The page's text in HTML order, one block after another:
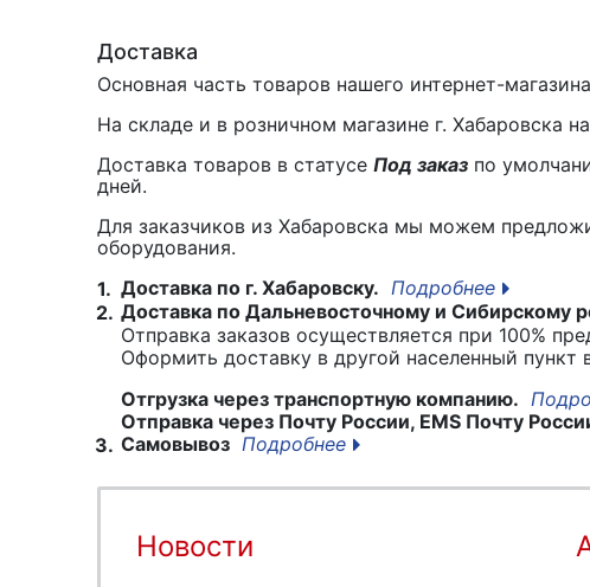
Доставка
Основная часть товаров нашего интернет-
На складе и в розничном магазине г. Хабаровска
Доставка товаров в статусе Под заказ по
дней.
Для заказчиков из Хабаровска мы можем
оборудования.
1. Доставка по г. Хабаровску. Подробнее
2. Доставка по Дальневосточному и Сибирскому
Отправка заказов осуществляется при 100%
Оформить доставку в другой населенный
Отгрузка через транспортную компанию.
Отправка через Почту России, EMS Почту
3. Самовывоз Подробнее
Новости